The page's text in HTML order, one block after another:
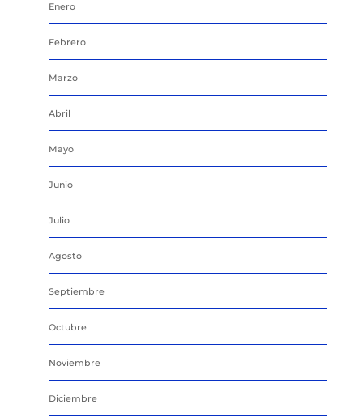
Enero
Febrero
Marzo
Abril
Mayo
Junio
Julio
Agosto
Septiembre
Octubre
Noviembre
Diciembre